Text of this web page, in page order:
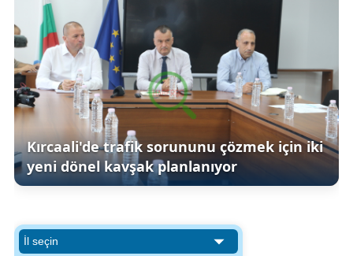
Kırcaali'de trafik sorununu çözmek için iki
yeni dönel kavşak planlanıyor